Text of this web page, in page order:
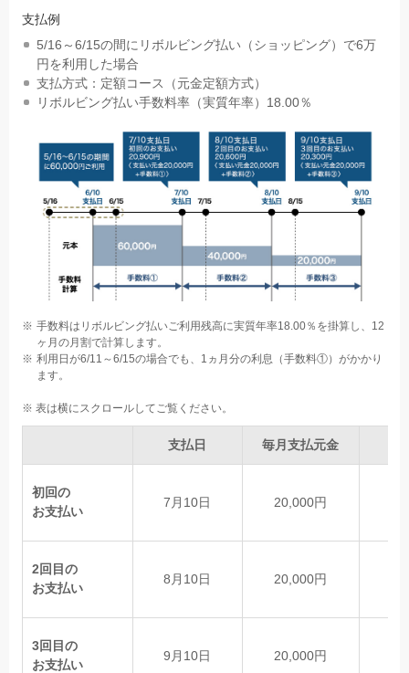
支払例
5/16～6/15の間にリボルビング払い（ショッピング）で6万
円を利用した場合
支払方式：定額コース（元金定額方式）
リボルビング払い手数料率（実質年率）18.00％
手数料はリボルビング払いご利用残高に実質年率18.00％を掛算し、12
ヶ月の月割で計算します。
利用日が6/11～6/15の場合でも、1ヵ月分の利息（手数料①）がかかり
ます。
支払日 毎月支払元金
初回の
お支払い
7月10日 20,000円
2回目の
お支払い
8月10日 20,000円
3回目の
お支払い
9月10日 20,000円